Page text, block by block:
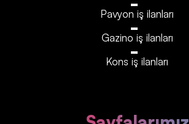
Pavyon iş ilanları
Gazino iş ilanları
Kons iş ilanları